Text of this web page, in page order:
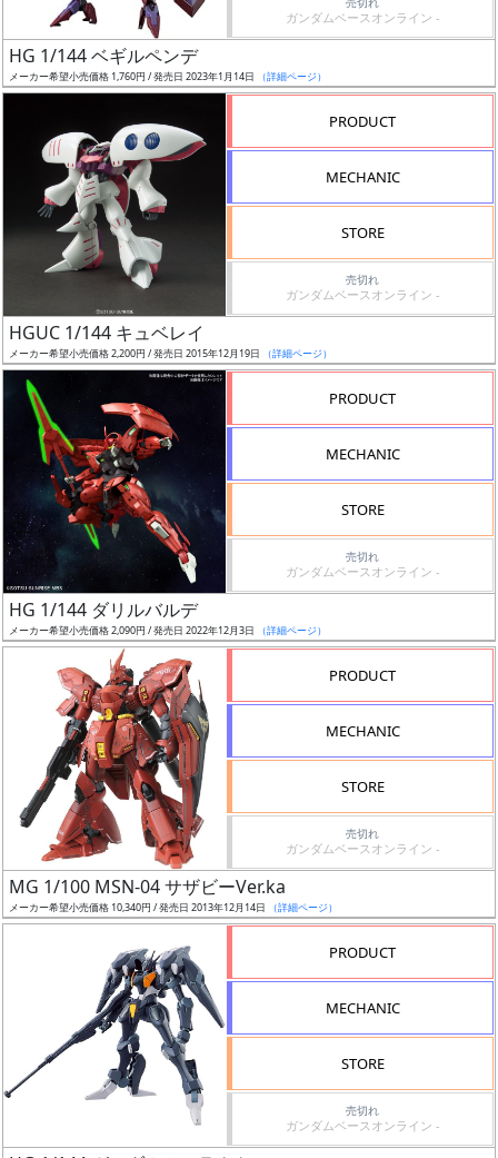
発
売
プッ
シュ
通知
対象
ャ
ラ
リ
ー
価
格
改
定
予
定
再
引
ガンダムベースオンライン -
HG 1/144 ベギルペンデ
メーカー希望小売価格 1,760円 / 発売日 2023年1月14日 （詳細ページ）
PRODUCT
MECHANIC
STORE
売切れ
ガンダムベースオンライン -
HGUC 1/144 キュベレイ
メーカー希望小売価格 2,200円 / 発売日 2015年12月19日 （詳細ページ）
PRODUCT
MECHANIC
STORE
売切れ
ガンダムベースオンライン -
HG 1/144 ダリルバルデ
メーカー希望小売価格 2,090円 / 発売日 2022年12月3日 （詳細ページ）
PRODUCT
MECHANIC
STORE
売切れ
ガンダムベースオンライン -
MG 1/100 MSN-04 サザビーVer.ka
メーカー希望小売価格 10,340円 / 発売日 2013年12月14日 （詳細ページ）
PRODUCT
MECHANIC
STORE
売切れ
ガンダムベースオンライン -